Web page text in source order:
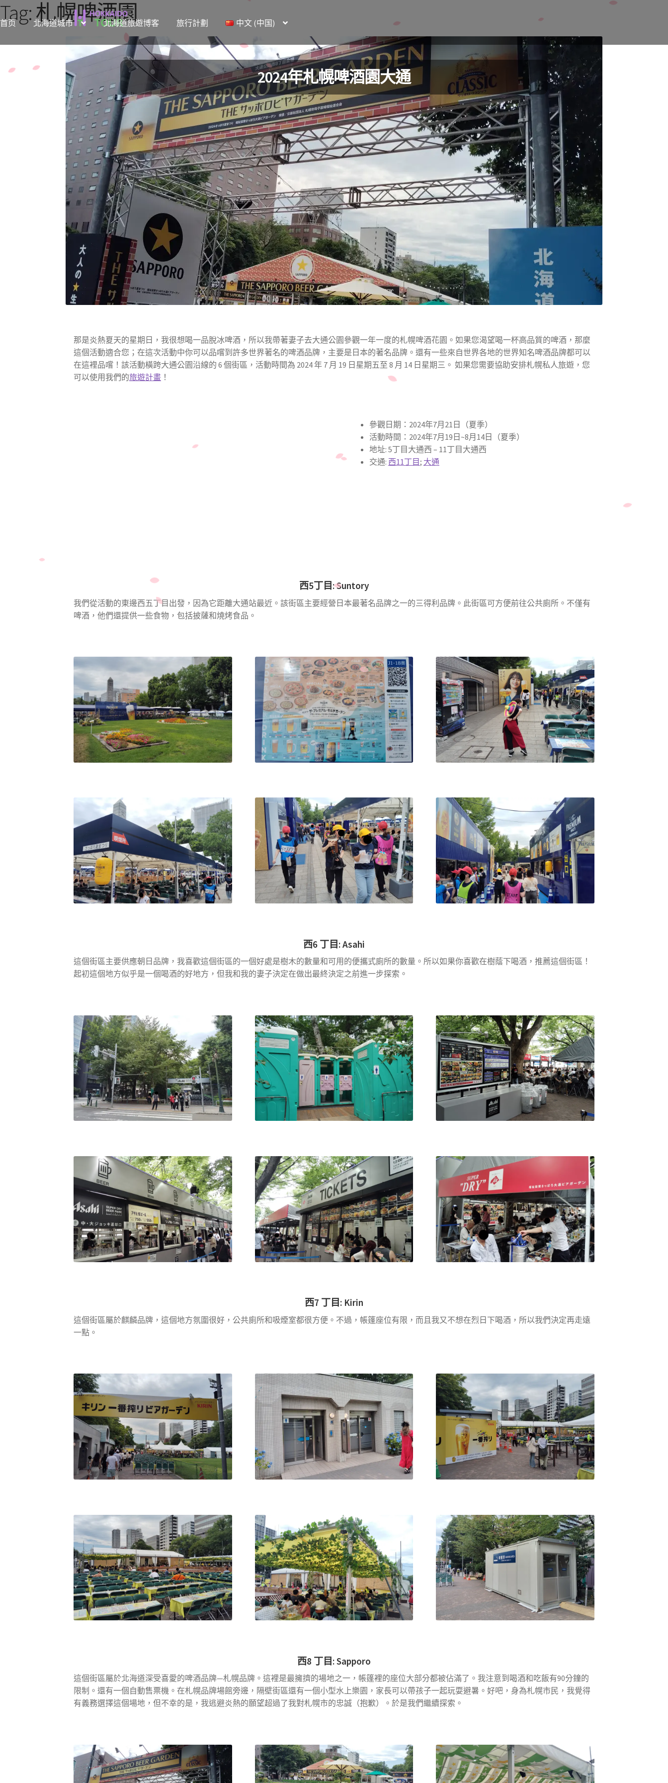
跳
至
列
跳
至
內
容
首页 北海道城市 北海道旅遊博客 旅行計劃 中文 (中国)
Tag:札幌啤酒園
2024年札幌啤酒園大通
那是炎熱夏天的星期日，我很想喝一品脫冰啤酒，所以我帶著妻子去大通公園參觀一年一度的札幌啤酒花園。如果您渴望喝一杯高品質的啤酒，那麼
這個活動適合您；在這次活動中你可以品嚐到許多世界著名的啤酒品牌，主要是日本的著名品牌。還有一些來自世界各地的世界知名啤酒品牌都可以
在這裡品嚐！該活動橫跨大通公園沿線的 6 個街區，活動時間為 2024 年 7 月 19 日星期五至 8 月 14 日星期三。 如果您需要協助安排札幌私人旅遊，您
可以使用我們的旅遊計畫 ！
參觀日期：2024年7月21日（夏季）
活動時間：2024年7月19日~8月14日（夏季）
地址: 5丁目大通西 – 11丁目大通西
交通: 西11丁目; 大通
西5丁目:Suntory
我們從活動的東邊西五丁目出發，因為它距離大通站最近。該街區主要經營日本最著名品牌之一的三得利品牌。此街區可方便前往公共廁所。不僅有
啤酒，他們還提供一些食物，包括披薩和燒烤食品。
西6 丁目 :Asahi
這個街區主要供應朝日品牌，我喜歡這個街區的一個好處是樹木的數量和可用的便攜式廁所的數量。所以如果你喜歡在樹蔭下喝酒，推薦這個街區！
起初這個地方似乎是一個喝酒的好地方，但我和我的妻子決定在做出最終決定之前進一步探索。
西7 丁目 : Kirin
這個街區屬於麒麟品牌，這個地方氛圍很好，公共廁所和吸煙室都很方便。不過，帳篷座位有限，而且我又不想在烈日下喝酒，所以我們決定再走遠
一點。
西8 丁目 :Sapporo
這個街區屬於北海道深受喜愛的啤酒品牌—札幌品牌。這裡是最擁擠的場地之一，帳篷裡的座位大部分都被佔滿了。我注意到喝酒和吃飯有90分鐘的
限制。還有一個自動售票機。在札幌品牌場館旁邊，隔壁街區還有一個小型水上樂園，家長可以帶孩子一起玩耍避暑。好吧，身為札幌市民，我覺得
有義務選擇這個場地，但不幸的是，我逃避炎熱的願望超過了我對札幌市的忠誠（抱歉）。於是我們繼續探索。